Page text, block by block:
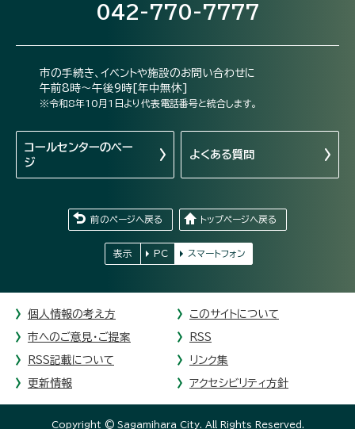
042-770-7777
市の手続き、イベントや施設のお問い合わせに
午前8時～午後9時[年中無休]
※令和8年10月1日より代表電話番号と統合します。
コールセンターのペー
ジ
よくある質問
前のページへ戻る トップページへ戻る
表示 PC スマートフォン
個人情報の考え方 このサイトについて
市へのご意見・ご提案 RSS
RSS記載について リンク集
更新情報 アクセシビリティ方針
Copyright © Sagamihara City. All Rights Reserved.